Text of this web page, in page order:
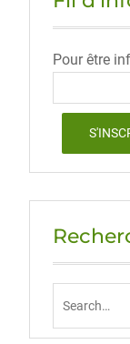
Pour être